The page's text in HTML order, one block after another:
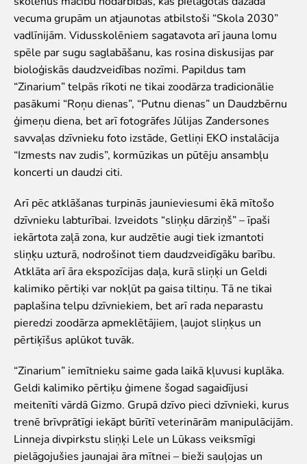
Mācību nodarbības
Ekskursiju un nodarbību noteikumi
Dzīvnieki
Dzīvnieki
Vēro dzīvnieku barošanu!
Tropu mājas digitālā tūre
Lemuru tiešraide
Sliņķu tiešraide
Lauvu mājas tiešraide
Zinātne
Savvaļas dzīvnieku rehabilitācija
Atbalstītie projekti
Pētījumi un publikācijas
Iespējas skolēniem un studentiem
Studentu izstrādātie darbi Rīga ZOO
Izglītība
Izglītības stratēģija
"Zinarium" apmeklējums
Kohēzijas fonda projekts
LVAF projekti
"Cīruļi"
vecuma grupām un atjaunotas atbilstoši “Skola 2030”
vadlīnijām. Vidusskolēniem sagatavota arī jauna lomu
spēle par sugu saglabāšanu, kas rosina diskusijas par
bioloģiskās daudzveidības nozīmi. Papildus tam
“Zinarium” telpās rīkoti ne tikai zoodārza tradicionālie
pasākumi “Roņu dienas”, “Putnu dienas” un Daudzbērnu
ģimeņu diena, bet arī fotogrāfes Jūlijas Zandersones
savvaļas dzīvnieku foto izstāde, Getliņi EKO instalācija
“Izmests nav zudis”, kormūzikas un pūtēju ansambļu
koncerti un daudzi citi.
Arī pēc atklāšanas turpinās jaunieviesumi ēkā mītošo
dzīvnieku labturībai. Izveidots “sliņķu dārziņš” – īpaši
iekārtota zaļā zona, kur audzētie augi tiek izmantoti
sliņķu uzturā, nodrošinot tiem daudzveidīgāku barību.
Atklāta arī āra ekspozīcijas daļa, kurā sliņķi un Geldi
kalimiko pērtiķi var nokļūt pa gaisa tiltiņu. Tā ne tikai
paplašina telpu dzīvniekiem, bet arī rada neparastu
pieredzi zoodārza apmeklētājiem, ļaujot sliņķus un
pērtiķīšus aplūkot tuvāk.
“Zinarium” iemītnieku saime gada laikā kļuvusi kuplāka.
Geldi kalimiko pērtiķu ģimene šogad sagaidījusi
meitenīti vārdā Gizmo. Grupā dzīvo pieci dzīvnieki, kurus
trenē brīvprātīgi iekāpt būrītī veterinārām manipulācijām.
Linneja divpirkstu sliņķi Lele un Lūkass veiksmīgi
pielāgojušies jaunajai āra mītnei – bieži sauļojas un